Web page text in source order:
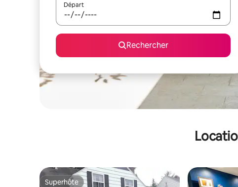
Départ
Rechercher
Superhôte